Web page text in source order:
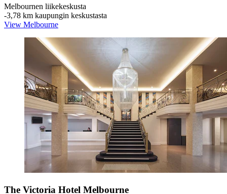
Melbournen liikekeskusta
‐3,78 km kaupungin keskustasta
View Melbourne
The Victoria Hotel Melbourne